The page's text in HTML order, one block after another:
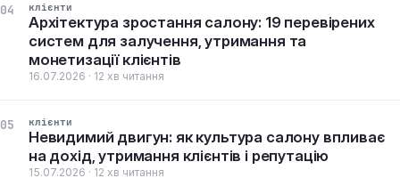
04 клієнти
Архітектура зростання салону: 19 перевірених
систем для залучення, утримання та
монетизації клієнтів
16.07.2026 · 12 хв читання
05 клієнти
Невидимий двигун: як культура салону впливає
на дохід, утримання клієнтів і репутацію
15.07.2026 · 12 хв читання